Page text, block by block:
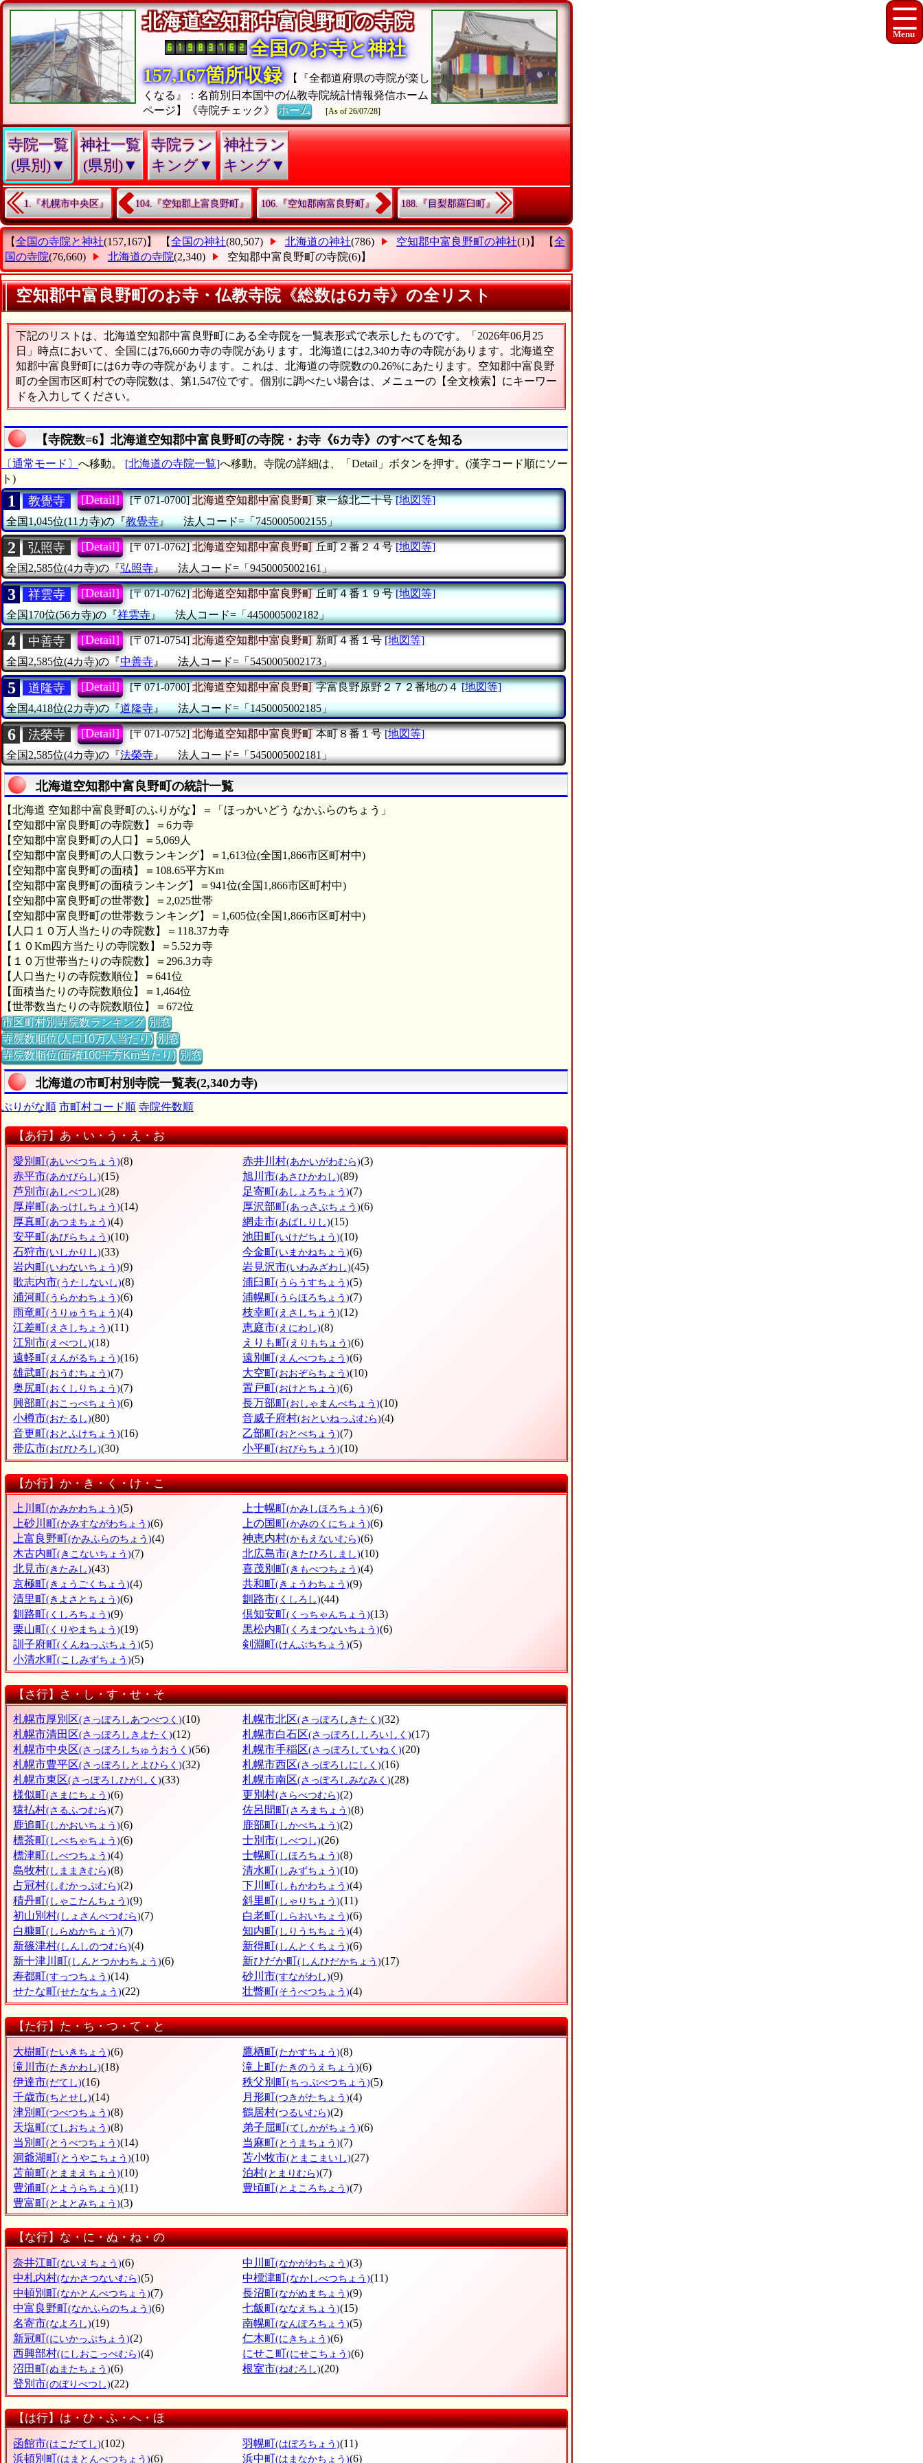
北海道空知郡中富良野町の寺院
全国のお寺と神社
157,167箇所収録
【『全都道府県の寺院が楽し
くなる』：名前別日本国中の仏教寺院統計情報発信ホーム
ページ】《寺院チェック》ホーム [As of 26/07/28]
寺院一覧
(県別)▼
神社一覧
(県別)▼
寺院ラン
キング▼
神社ラン
キング▼
1.『札幌市中央区』 104.『空知郡上富良野町』 106.『空知郡南富良野町』 188.『目梨郡羅臼町』
【全国の寺院と神社(157,167)】 【全国の神社(80,507) 北海道の神社(786) 空知郡中富良野町の神社(1)】 【全
国の寺院(76,660) 北海道の寺院(2,340) 空知郡中富良野町の寺院(6)】
空知郡中富良野町のお寺・仏教寺院《総数は6カ寺》の全リスト
下記のリストは、北海道空知郡中富良野町にある全寺院を一覧表形式で表示したものです。「2026年06月25
日」時点において、全国には76,660カ寺の寺院があります。北海道には2,340カ寺の寺院があります。北海道空
知郡中富良野町には6カ寺の寺院があります。これは、北海道の寺院数の0.26%にあたります。空知郡中富良野
町の全国市区町村での寺院数は、第1,547位です。個別に調べたい場合は、メニューの【全文検索】にキーワー
ドを入力してください。
【寺院数=6】北海道空知郡中富良野町の寺院・お寺《6カ寺》のすべてを知る
〔通常モード〕 へ移動。 [北海道の寺院一覧]へ移動。寺院の詳細は、「Detail」ボタンを押す。(漢字コード順にソー
ト)
1 教覺寺 [Detail] [〒071-0700] 北海道空知郡中富良野町東一線北二十号 [地図等]
全国1,045位(11カ寺)の『教覺寺』 法人コード=「7450005002155」
2 弘照寺 [Detail] [〒071-0762] 北海道空知郡中富良野町丘町２番２４号 [地図等]
全国2,585位(4カ寺)の『弘照寺 』 法人コード=「9450005002161」
3 祥雲寺 [Detail] [〒071-0762] 北海道空知郡中富良野町丘町４番１９号 [地図等]
全国170位(56カ寺)の『祥雲寺』 法人コード=「4450005002182」
4 中善寺 [Detail] [〒071-0754] 北海道空知郡中富良野町新町４番１号 [地図等]
全国2,585位(4カ寺)の『中善寺 』 法人コード=「5450005002173」
5 道隆寺 [Detail] [〒071-0700] 北海道空知郡中富良野町字富良野原野２７２番地の４ [地図等]
全国4,418位(2カ寺)の『道隆寺』 法人コード=「1450005002185」
6 法榮寺 [Detail] [〒071-0752] 北海道空知郡中富良野町本町８番１号 [地図等]
全国2,585位(4カ寺)の『法榮寺 』 法人コード=「5450005002181」
北海道空知郡中富良野町の統計一覧
【北海道 空知郡中富良野町のふりがな】＝「ほっかいどう なかふらのちょう」
【空知郡中富良野町の寺院数】＝6カ寺
【空知郡中富良野町の人口】＝5,069人
【空知郡中富良野町の人口数ランキング】＝1,613位(全国1,866市区町村中)
【空知郡中富良野町の面積】＝108.65平方Km
【空知郡中富良野町の面積ランキング】＝941位(全国1,866市区町村中)
【空知郡中富良野町の世帯数】＝2,025世帯
【空知郡中富良野町の世帯数ランキング】＝1,605位(全国1,866市区町村中)
【人口１０万人当たりの寺院数】＝118.37カ寺
【１０Km四方当たりの寺院数】＝5.52カ寺
【１０万世帯当たりの寺院数】＝296.3カ寺
【人口当たりの寺院数順位】＝641位
【面積当たりの寺院数順位】＝1,464位
【世帯数当たりの寺院数順位】＝672位
市区町村別寺院数ランキング 別窓
寺院数順位(人口10万人当たり) 別窓
寺院数順位(面積100平方Km当たり) 別窓
北海道の市町村別寺院一覧表(2,340カ寺)
ぶりがな順 市町村コード順 寺院件数順
【あ行】あ・い・う・え・お
愛別町(あいべつちょう)(8) 赤井川村(あかいがわむら)(3)
赤平市(あかびらし)(15) 旭川市(あさひかわし)(89)
芦別市(あしべつし)(28) 足寄町(あしょろちょう)(7)
厚岸町(あっけしちょう)(14) 厚沢部町(あっさぶちょう)(6)
厚真町(あつまちょう)(4) 網走市(あばしりし)(15)
安平町(あびらちょう)(10) 池田町(いけだちょう)(10)
石狩市(いしかりし)(33) 今金町(いまかねちょう)(6)
岩内町(いわないちょう)(9) 岩見沢市(いわみざわし)(45)
歌志内市(うたしないし)(8) 浦臼町(うらうすちょう)(5)
浦河町(うらかわちょう)(6) 浦幌町(うらほろちょう)(7)
雨竜町(うりゅうちょう)(4) 枝幸町(えさしちょう)(12)
江差町(えさしちょう)(11) 恵庭市(えにわし)(8)
江別市(えべつし)(18) えりも町(えりもちょう)(6)
遠軽町(えんがるちょう)(16) 遠別町(えんべつちょう)(6)
雄武町(おうむちょう)(7) 大空町(おおぞらちょう)(10)
奥尻町(おくしりちょう)(7) 置戸町(おけとちょう)(6)
興部町(おこっぺちょう)(6) 長万部町(おしゃまんべちょう)(10)
小樽市(おたるし)(80) 音威子府村(おといねっぷむら)(4)
音更町(おとふけちょう)(16) 乙部町(おとべちょう)(7)
帯広市(おびひろし)(30) 小平町(おびらちょう)(10)
【か行】か・き・く・け・こ
上川町(かみかわちょう)(5) 上士幌町(かみしほろちょう)(6)
上砂川町(かみすながわちょう)(6) 上の国町(かみのくにちょう)(6)
上富良野町(かみふらのちょう)(4) 神恵内村(かもえないむら)(6)
木古内町(きこないちょう)(7) 北広島市(きたひろしまし)(10)
北見市(きたみし)(43) 喜茂別町(きもべつちょう)(4)
京極町(きょうごくちょう)(4) 共和町(きょうわちょう)(9)
清里町(きよさとちょう)(6) 釧路市(くしろし)(44)
釧路町(くしろちょう)(9) 倶知安町(くっちゃんちょう)(13)
栗山町(くりやまちょう)(19) 黒松内町(くろまつないちょう)(6)
訓子府町(くんねっぷちょう)(5) 剣淵町(けんぶちちょう)(5)
小清水町(こしみずちょう)(5)
【さ行】さ・し・す・せ・そ
札幌市厚別区(さっぽろしあつべつく)(10) 札幌市北区(さっぽろしきたく)(32)
札幌市清田区(さっぽろしきよたく)(12) 札幌市白石区(さっぽろししろいしく)(17)
札幌市中央区(さっぽろしちゅうおうく)(56) 札幌市手稲区(さっぽろしていねく)(20)
札幌市豊平区(さっぽろしとよひらく)(32) 札幌市西区(さっぽろしにしく)(16)
札幌市東区(さっぽろしひがしく)(33) 札幌市南区(さっぽろしみなみく)(28)
様似町(さまにちょう)(6) 更別村(さらべつむら)(2)
猿払村(さるふつむら)(7) 佐呂間町(さろまちょう)(8)
鹿追町(しかおいちょう)(6) 鹿部町(しかべちょう)(2)
標茶町(しべちゃちょう)(6) 士別市(しべつし)(26)
標津町(しべつちょう)(4) 士幌町(しほろちょう)(8)
島牧村(しままきむら)(8) 清水町(しみずちょう)(10)
占冠村(しむかっぷむら)(2) 下川町(しもかわちょう)(4)
積丹町(しゃこたんちょう)(9) 斜里町(しゃりちょう)(11)
初山別村(しょさんべつむら)(7) 白老町(しらおいちょう)(6)
白糠町(しらぬかちょう)(7) 知内町(しりうちちょう)(4)
新篠津村(しんしのつむら)(4) 新得町(しんとくちょう)(6)
新十津川町(しんとつかわちょう)(6) 新ひだか町(しんひだかちょう)(17)
寿都町(すっつちょう)(14) 砂川市(すながわし)(9)
せたな町(せたなちょう)(22) 壮瞥町(そうべつちょう)(4)
【た行】た・ち・つ・て・と
大樹町(たいきちょう)(6) 鷹栖町(たかすちょう)(8)
滝川市(たきかわし)(18) 滝上町(たきのうえちょう)(6)
伊達市(だてし)(16) 秩父別町(ちっぷべつちょう)(5)
千歳市(ちとせし)(14) 月形町(つきがたちょう)(4)
津別町(つべつちょう)(8) 鶴居村(つるいむら)(2)
天塩町(てしおちょう)(8) 弟子屈町(てしかがちょう)(6)
当別町(とうべつちょう)(14) 当麻町(とうまちょう)(7)
洞爺湖町(とうやこちょう)(10) 苫小牧市(とまこまいし)(27)
苫前町(とままえちょう)(10) 泊村(とまりむら)(7)
豊浦町(とようらちょう)(11) 豊頃町(とよころちょう)(7)
豊富町(とよとみちょう)(3)
【な行】な・に・ぬ・ね・の
奈井江町(ないえちょう)(6) 中川町(なかがわちょう)(3)
中札内村(なかさつないむら)(5) 中標津町(なかしべつちょう)(11)
中頓別町(なかとんべつちょう)(7) 長沼町(ながぬまちょう)(9)
中富良野町(なかふらのちょう)(6) 七飯町(ななえちょう)(15)
名寄市(なよろし)(19) 南幌町(なんぽろちょう)(5)
新冠町(にいかっぷちょう)(2) 仁木町(にきちょう)(6)
西興部村(にしおこっぺむら)(4) にせこ町(にせこちょう)(6)
沼田町(ぬまたちょう)(6) 根室市(ねむろし)(20)
登別市(のぼりべつし)(22)
【は行】は・ひ・ふ・へ・ほ
函館市(はこだてし)(102) 羽幌町(はぼろちょう)(11)
浜頓別町(はまとんべつちょう)(6) 浜中町(はまなかちょう)(6)